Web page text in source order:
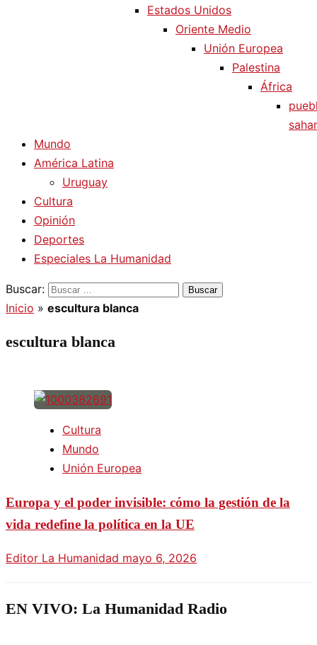
Estados Unidos
Oriente Medio
Unión Europea
Palestina
África
Mundo
América Latina
Uruguay
Cultura
Opinión
Deportes
Especiales La Humanidad
Buscar:
Inicio » escultura blanca
escultura blanca
Cultura
Mundo
Unión Europea
Europa y el poder invisible: cómo la gestión de la
vida redefine la política en la UE
Editor La Humanidad mayo 6, 2026
EN VIVO: La Humanidad Radio